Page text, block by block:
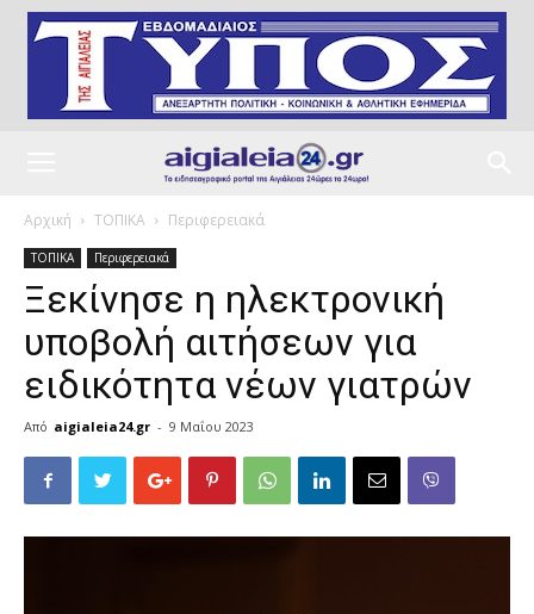
Αρχική ΤΟΠΙΚΑ Περιφερειακά
ΤΟΠΙΚΑ Περιφερειακά
Ξεκίνησε η ηλεκτρονική
υποβολή αιτήσεων για
ειδικότητα νέων γιατρών
Από aigialeia24.gr - 9 Μαΐου 2023